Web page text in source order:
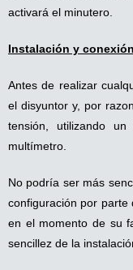
activará el minutero.
Instalación y
Antes de realizar
el disyuntor y, por
tensión, utilizando
multímetro.
No podría ser más
configuración por parte
en el momento de su
sencillez de la